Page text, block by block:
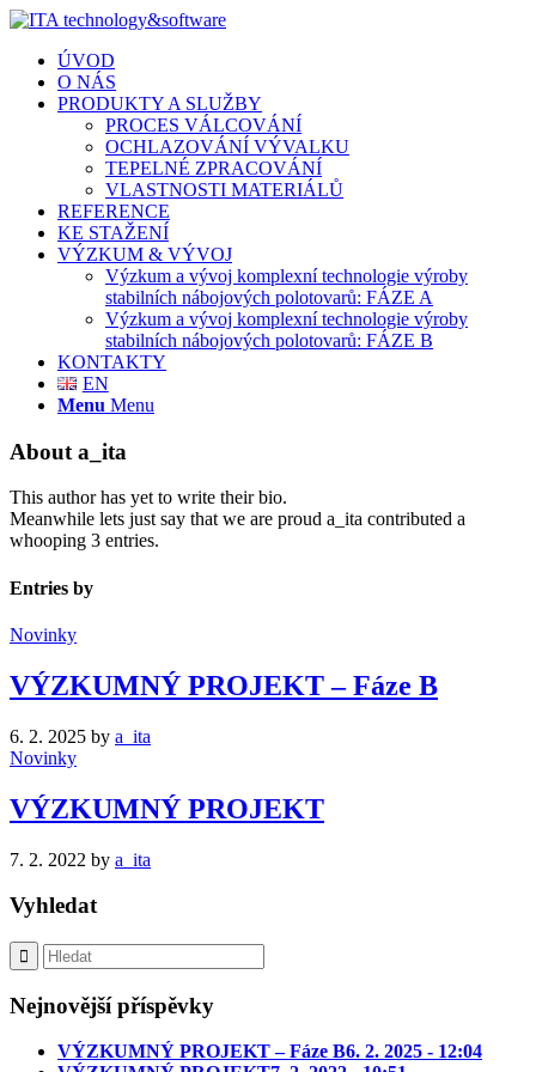
ÚVOD
O NÁS
PRODUKTY A SLUŽBY
PROCES VÁLCOVÁNÍ
OCHLAZOVÁNÍ VÝVALKU
TEPELNÉ ZPRACOVÁNÍ
VLASTNOSTI MATERIÁLŮ
REFERENCE
KE STAŽENÍ
VÝZKUM & VÝVOJ
Výzkum a vývoj komplexní technologie výroby
stabilních nábojových polotovarů: FÁZE A
Výzkum a vývoj komplexní technologie výroby
stabilních nábojových polotovarů: FÁZE B
KONTAKTY
EN
Menu Menu
About a_ita
This author has yet to write their bio.
Meanwhile lets just say that we are proud a_ita contributed a
whooping 3 entries.
Entries by
Novinky
VÝZKUMNÝ PROJEKT – Fáze B
6. 2. 2025 by a_ita
Novinky
VÝZKUMNÝ PROJEKT
7. 2. 2022 by a_ita
Vyhledat
Nejnovější příspěvky
VÝZKUMNÝ PROJEKT – Fáze B6. 2. 2025 - 12:04